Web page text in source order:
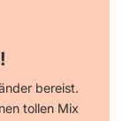
bereist.
tollen Mix